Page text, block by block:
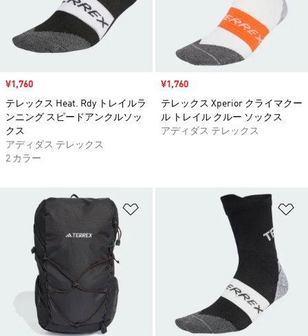
セール価格
¥1,760
テレックス Heat. Rdy トレイルラ
ンニング スピードアンクルソッ
クス
アディダス テレックス
2 カラー
セール価格
¥1,760
テレックス Xperior クライマクー
ル トレイル クルー ソックス
アディダス テレックス
ほしいものリストに追加